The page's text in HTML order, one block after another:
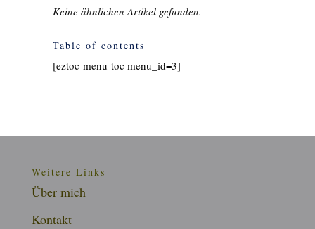
Keine ähnlichen Artikel gefunden.
Table of contents
[eztoc-menu-toc menu_id=3]
Weitere Links
Über mich
Kontakt